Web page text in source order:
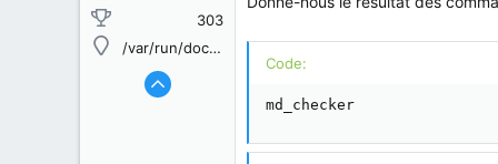
303
/var/run/docker.sock
Code:
md_checker